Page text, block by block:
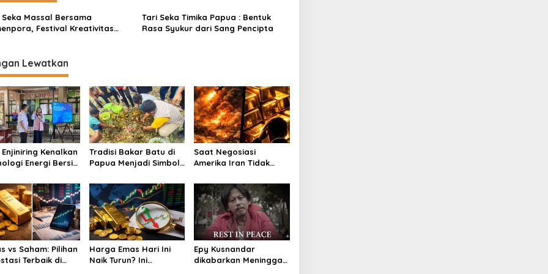
Seka Massal Bersama
Festival Kreativitas
Tari Seka Timika Papua : Bentuk
Rasa Syukur dari Sang Pencipta
Lewatkan
Enjiniring Kenalkan
Energi Bersih
Tradisi Bakar Batu di
Papua Menjadi Simbol
Saat Negosiasi
Amerika Iran Tidak
Bisa Jadi Peluang
vs Saham: Pilihan
Terbaik di
Harga Emas Hari Ini
Naik Turun? Ini
Epy Kusnandar
dikabarkan Meninggal